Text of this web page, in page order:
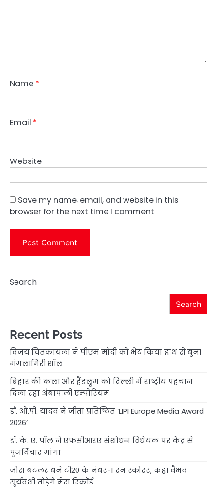
Name *
Email *
Website
Save my name, email, and website in this
browser for the next time I comment.
Search
Search
Recent Posts
विजय चिंतकायला ने पीएम मोदी को भेंट किया हाथ से बुना
मंगलागिरी शॉल
बिहार की कला और हैंडलूम को दिल्ली में राष्ट्रीय पहचान
दिला रहा अंबापाली एम्पोरियम
डॉ. ओ.पी. यादव ने जीता प्रतिष्ठित ‘LIPI Europe Media Award
2026’
डॉ. के. ए. पॉल ने एफसीआरए संशोधन विधेयक पर केंद्र से
पुनर्विचार मांगा
जोस बटलर बने टी20 के नंबर-1 रन स्कोरर, कहा वैभव
सूर्यवंशी तोड़ेंगे मेरा रिकॉर्ड